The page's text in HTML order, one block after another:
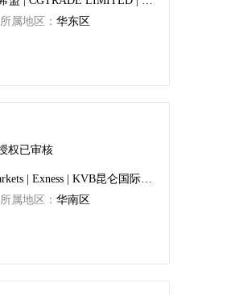
所属地区： 华东区
温莎Windsor | IC Markets | Exness | KVB昆仑国际 | ATFX
所属地区： 华南区